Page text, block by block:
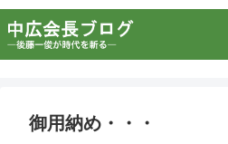
御用納め・・・